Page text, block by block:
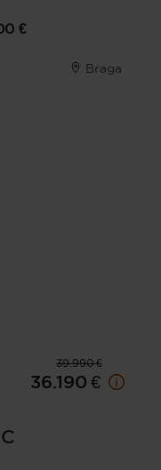
€
Braga
39.990 €
36.190 €